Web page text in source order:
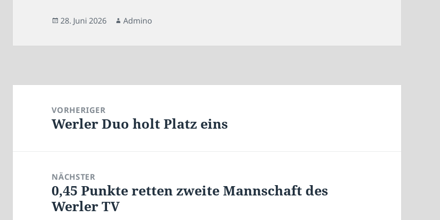
Veröffentlicht
28. Juni 2026 Autor
Admino
VORHERIGER
Vorheriger
Werler Duo holt Platz eins
NÄCHSTER
Nächster
Beitrag:
0,45 Punkte retten zweite Mannschaft des
Werler TV